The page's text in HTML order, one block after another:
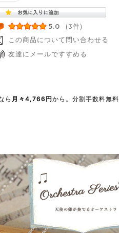
5.0
(3件)
この商品について問い合わせる
友達にメールですすめる
ら 月々4,766円から。分割手数料無料